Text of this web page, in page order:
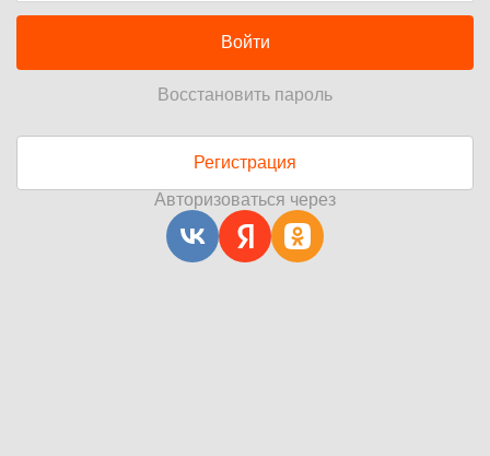
Войти
Восстановить пароль
Регистрация
Авторизоваться через